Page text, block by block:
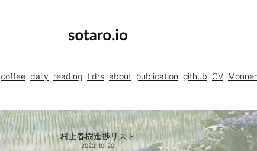
coffee daily reading tldrs about publication github CV
村上春樹進捗リスト
2023-10-20